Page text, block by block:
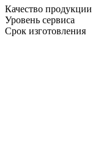
Качество продукции
Уровень сервиса
Срок изготовления